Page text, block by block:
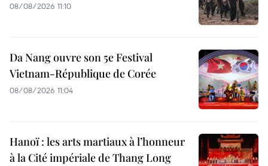
08/08/2026 11:10
Da Nang ouvre son 5e Festival
Vietnam-République de Corée
08/08/2026 11:04
Hanoï : les arts martiaux à l’honneur
à la Cité impériale de Thang Long